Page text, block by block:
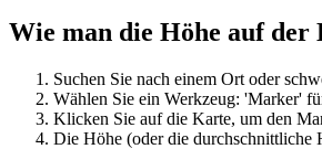
Wie man die Höhe auf
Suchen Sie nach einem Ort oder
Wählen Sie ein Werkzeug: 'Marker'
Klicken Sie auf die Karte, um den
Die Höhe (oder die durchschnittliche